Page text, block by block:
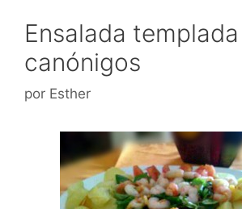
Ensalada
canónigos
por Esther